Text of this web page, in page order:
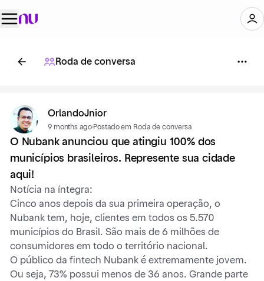
Roda de conversa
OrlandoJnior
9 months ago·Postado em Roda de conversa
O Nubank anunciou que atingiu 100% dos
municípios brasileiros. Represente sua cidade
aqui!
Notícia na íntegra:
Cinco anos depois da sua primeira operação, o
Nubank tem, hoje, clientes em todos os 5.570
municípios do Brasil. São mais de 6 milhões de
consumidores em todo o território nacional.
O público da fintech Nubank é extremamente jovem.
Ou seja, 73% possui menos de 36 anos. Grande parte